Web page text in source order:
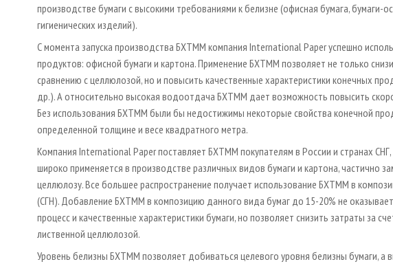
производстве бумаги с высокими требованиями к белизне (офисная бумага, бумаги-
гигиенических изделий).
С момента запуска производства БХТММ компания International Paper успешно
продуктов: офисной бумаги и картона. Применение БХТММ позволяет не только
сравнению с целлюлозой, но и повысить качественные характеристики конечных
др.). А относительно высокая водоотдача БХТММ дает возможность повысить
Без использования БХТММ были бы недостижимы некоторые свойства конечной
определенной толщине и весе квадратного метра.
Компания International Paper поставляет БХТММ покупателям в России и странах
широко применяется в производстве различных видов бумаги и картона, частично
целлюлозу. Все большее распространение получает использование БХТММ в
(СГН). Добавление БХТММ в композицию данного вида бумаг до 15-20% не оказывает
процесс и качественные характеристики бумаги, но позволяет снизить затраты за
лиственной целлюлозой.
Уровень белизны БХТММ позволяет добиваться целевого уровня белизны бумаги, а